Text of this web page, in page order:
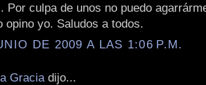
Por culpa de unos no puedo
opino yo. Saludos a todos.
DE 2009 A LAS 1:06 P.M.
Gracia dijo...